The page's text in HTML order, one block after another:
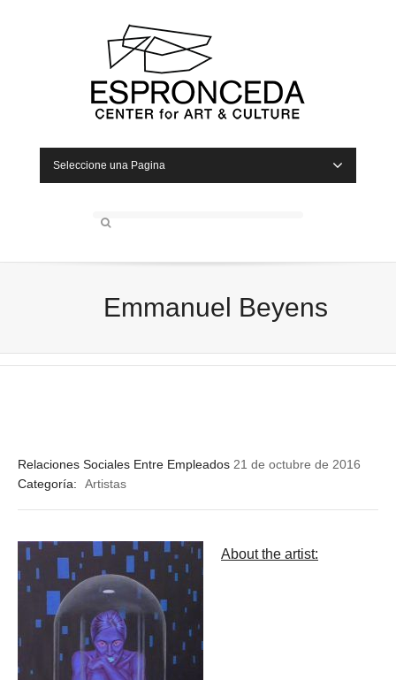
Seleccione una Pagina
Emmanuel Beyens
Relaciones Sociales Entre Empleados 21 de octubre de 2016
Categoría:
Artistas
About the artist: